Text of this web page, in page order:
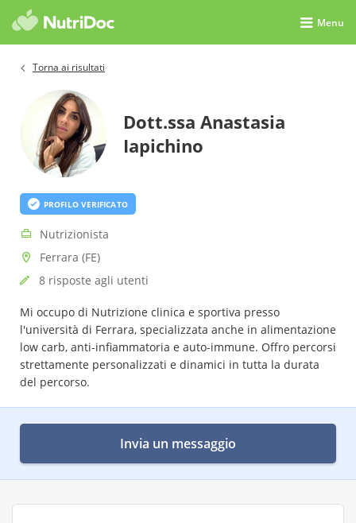
Menu
Torna ai risultati
Dott.ssa Anastasia
Iapichino
PROFILO VERIFICATO
Nutrizionista
Ferrara (FE)
8 risposte agli utenti
Mi occupo di Nutrizione clinica e sportiva presso
l'università di Ferrara, specializzata anche in alimentazione
low carb, anti-infiammatoria e auto-immune. Offro percorsi
strettamente personalizzati e dinamici in tutta la durata
del percorso.
Invia un messaggio